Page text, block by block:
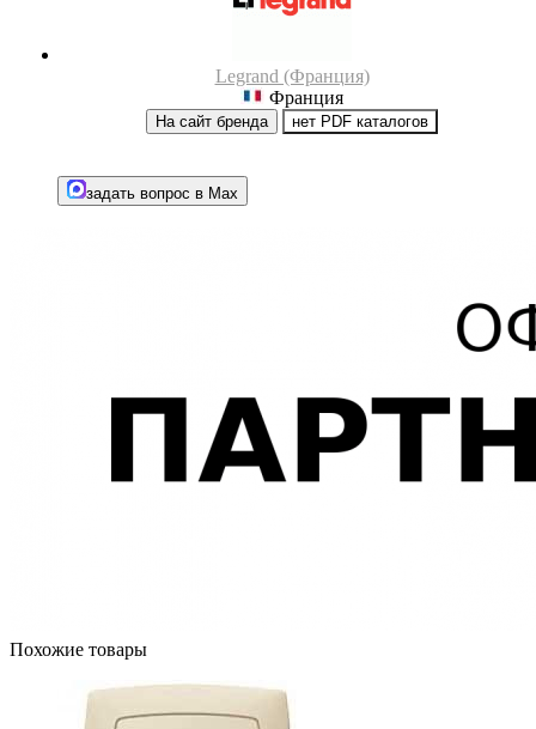
Legrand (Франция)
Франция
На сайт бренда нет PDF каталогов
задать вопрос в Max
Похожие товары